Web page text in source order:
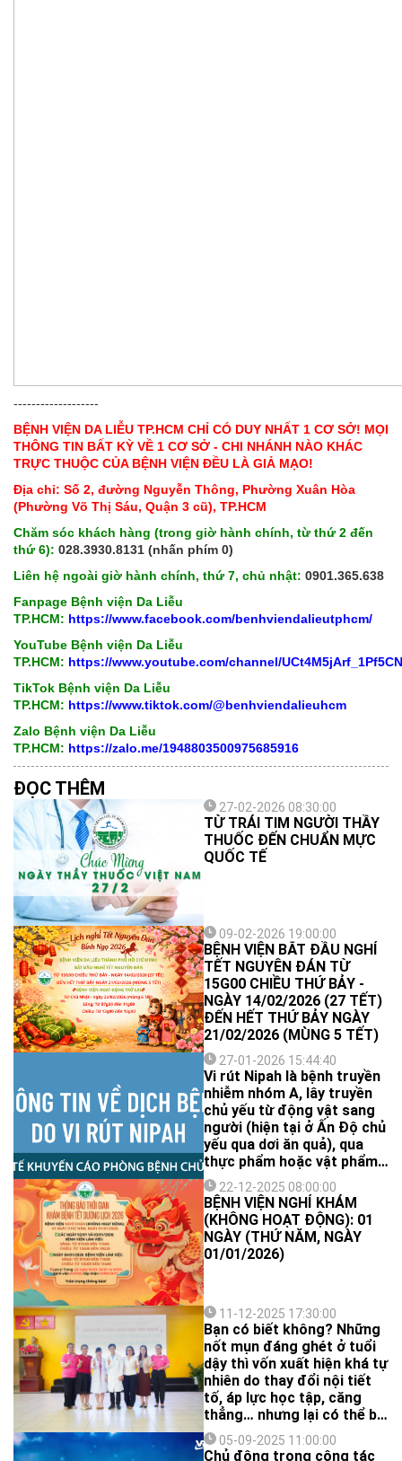
-------------------
BỆNH VIỆN DA LIỄU TP.HCM CHỈ CÓ DUY NHẤT 1 CƠ SỞ! MỌI
THÔNG TIN BẤT KỲ VỀ 1 CƠ SỞ - CHI NHÁNH NÀO KHÁC
TRỰC THUỘC CỦA BỆNH VIỆN ĐỀU LÀ GIẢ MẠO!
Địa chỉ: Số 2, đường Nguyễn Thông, Phường Xuân Hòa
(Phường Võ Thị Sáu, Quận 3 cũ), TP.HCM
Chăm sóc khách hàng (trong giờ hành chính, từ thứ 2 đến
thứ 6): 028.3930.8131 (nhấn phím 0)
Liên hệ ngoài giờ hành chính, thứ 7, chủ nhật: 0901.365.638
Fanpage Bệnh viện Da Liễu
TP.HCM: https://www.facebook.com/benhviendalieutphcm/
YouTube Bệnh viện Da Liễu
TP.HCM: https://www.youtube.com/channel/
TikTok Bệnh viện Da Liễu
TP.HCM: https://www.tiktok.com/@benhviendalieuhcm
Zalo Bệnh viện Da Liễu
TP.HCM: https://zalo.me/1948803500975685916
ĐỌC THÊM
27-02-2026 08:30:00
TỪ TRÁI TIM NGƯỜI THẦY
THUỐC ĐẾN CHUẨN MỰC
QUỐC TẾ
09-02-2026 19:00:00
BỆNH VIỆN BẮT ĐẦU NGHỈ
TẾT NGUYÊN ĐÁN TỪ
15G00 CHIỀU THỨ BẢY -
NGÀY 14/02/2026 (27 TẾT)
ĐẾN HẾT THỨ BẢY NGÀY
21/02/2026 (MÙNG 5 TẾT)
27-01-2026 15:44:40
Vi rút Nipah là bệnh truyền
nhiễm nhóm A, lây truyền
chủ yếu từ động vật sang
người (hiện tại ở Ấn Độ chủ
yếu qua dơi ăn quả), qua
thực phẩm hoặc vật phẩm
bị nhiễm vi rút; đồng thời
cũng có thể lây từ người
sang người qua tiếp xúc
trực tiếp với dịch tiết, dịch
bài tiết của bệnh nhân.
22-12-2025 08:00:00
BỆNH VIỆN NGHỈ KHÁM
(KHÔNG HOẠT ĐỘNG): 01
NGÀY (THỨ NĂM, NGÀY
01/01/2026)
11-12-2025 17:30:00
Bạn có biết không? Những
nốt mụn đáng ghét ở tuổi
dậy thì vốn xuất hiện khá tự
nhiên do thay đổi nội tiết
tố, áp lực học tập, căng
thẳng… nhưng lại có thể bị
“nuôi lớn” mỗi ngày bởi thói
quen ăn uống và chăm sóc
05-09-2025 11:00:00
Chủ động trong công tác